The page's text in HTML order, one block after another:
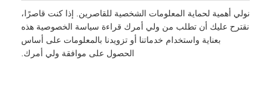
نولي أهمية لحماية المعلومات الشخصية للقاصرين. إذا كنت قاصرًا،
نقترح عليك أن تطلب من ولي أمرك قراءة سياسة الخصوصية هذه
بعناية واستخدام خدماتنا أو تزويدنا بالمعلومات على أساس
الحصول على موافقة ولي أمرك.